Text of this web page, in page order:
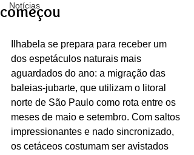
Notícias
começou
Ilhabela se prepara para receber um
dos espetáculos naturais mais
aguardados do ano: a migração das
baleias-jubarte, que utilizam o litoral
norte de São Paulo como rota entre os
meses de maio e setembro. Com saltos
impressionantes e nado sincronizado,
os cetáceos costumam ser avistados